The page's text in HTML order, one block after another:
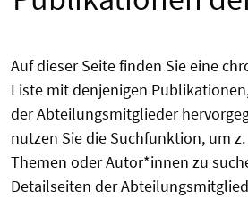
Auf dieser Seite finden Sie eine
Liste mit denjenigen
der Abteilungsmitglieder
nutzen Sie die Suchfunktion, um
Themen oder Autor*innen zu
Detailseiten der